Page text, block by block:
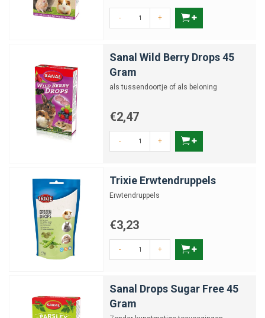
- +
Sanal Wild Berry Drops 45
Gram
als tussendoortje of als beloning
€2,47
- +
Trixie Erwtendruppels
Erwtendruppels
€3,23
- +
Sanal Drops Sugar Free 45
Gram